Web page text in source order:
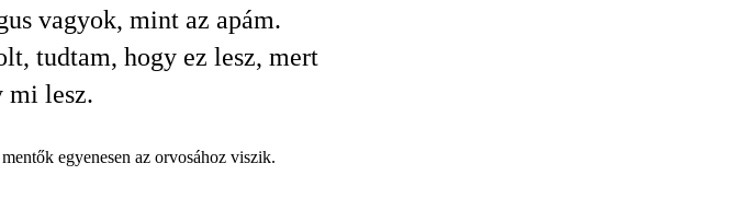
vagyok, mint az apám.
tudtam, hogy ez lesz, mert
mi lesz.
egyenesen az orvosához viszik.